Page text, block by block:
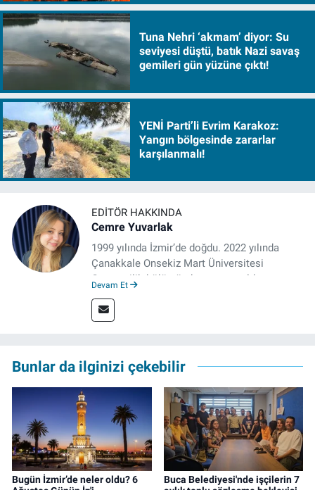
Tuna Nehri ‘akmam’ diyor: Su
seviyesi düştü, batık Nazi savaş
gemileri gün yüzüne çıktı!
YENİ Parti’li Evrim Karakoz:
Yangın bölgesinde zararlar
karşılanmalı!
EDITÖR HAKKINDA
Cemre Yuvarlak
1999 yılında İzmir’de doğdu. 2022 yılında
Çanakkale Onsekiz Mart Üniversitesi
Gazetecilik bölümünden mezun oldu.
Yüksek Lisansına devam eden gazeteci, 2022
yılında İzmir’de mesleğe başladı. Meslek
hayatına ise izgazete.net’te haber editörü
olarak devam ediyor.
Devam Et
Bunlar da ilginizi çekebilir
Bugün İzmir’de neler oldu? 6
Buca Belediyesi'nde işçilerin 7